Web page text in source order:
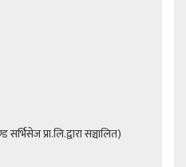
प्रा.लि.द्वारा सञ्चालित)